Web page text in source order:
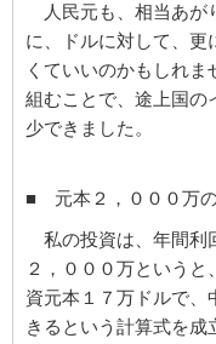
人民元も、相当あが
に、ドルに対して、更
くていいのかもしれ
組むことで、途上国の
少できました。
■ 元本２，０００万の
私の投資は、年間利
２，０００万という
資元本１７万ドルで、
きるという計算式を成